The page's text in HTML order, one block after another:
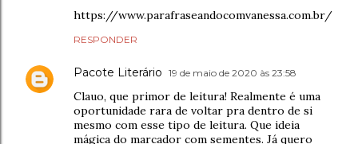
https://www.parafraseandocomvanessa.com.br/
RESPONDER
Pacote Literário 19 de maio de 2020 às 23:58
Clauo, que primor de leitura! Realmente é uma
oportunidade rara de voltar pra dentro de si
mesmo com esse tipo de leitura. Que ideia
mágica do marcador com sementes. Já quero